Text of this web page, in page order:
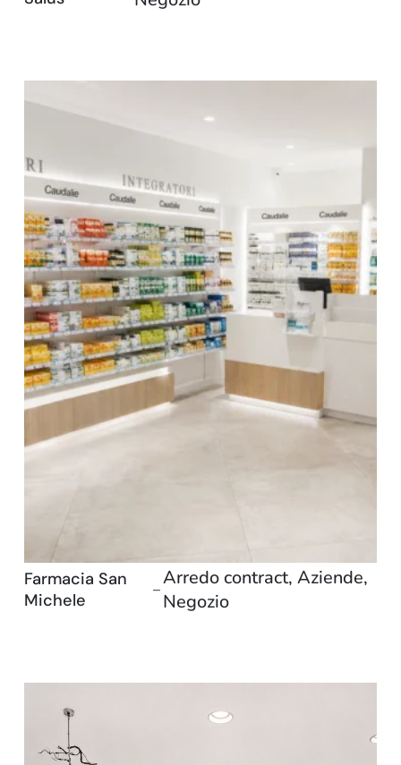
Retail
Farmacia San
Michele
–Arredo contract,Aziende,
Negozio